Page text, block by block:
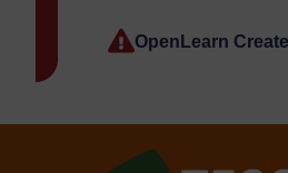
OpenLearn